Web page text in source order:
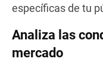
específicas de tu
Analiza las
mercado